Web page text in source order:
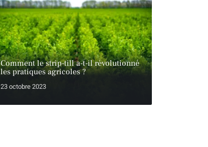
Comment le strip-till a-t-il révolutionné
les pratiques agricoles ?
23 octobre 2023